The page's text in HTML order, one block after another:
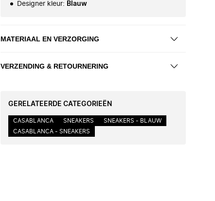
Designer kleur: Blauw
MATERIAAL EN VERZORGING
VERZENDING & RETOURNERING
GERELATEERDE CATEGORIEËN
CASABLANCA SNEAKERS
SNEAKERS - BLAUW
CASABLANCA - SNEAKERS